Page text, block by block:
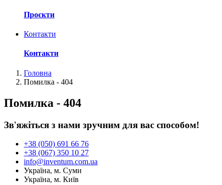
Проєкти
Контакти
Контакти
Головна
Помилка - 404
Помилка - 404
Зв'яжіться з нами зручним для вас способом!
+38 (050) 691 66 76
+38 (067) 350 10 27
info@inventum.com.ua
Україна, м. Суми
Україна, м. Київ